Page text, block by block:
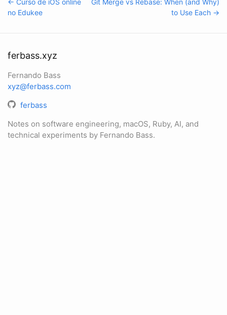
no Edukee
to Use Each →
ferbass.xyz
Fernando Bass
xyz@ferbass.com
ferbass
Notes on software engineering, macOS, Ruby, AI, and
technical experiments by Fernando Bass.